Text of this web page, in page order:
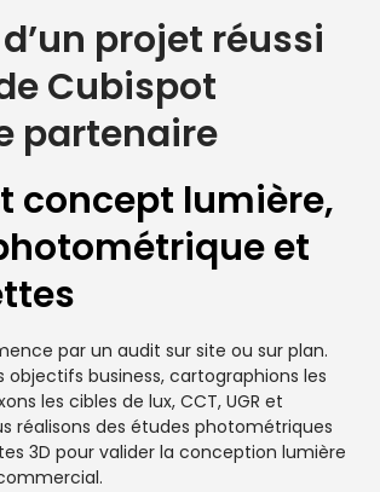
projet réussi
Cubispot
partenaire
concept lumière,
et
par un audit sur site ou sur plan.
objectifs business, cartographions les
les cibles de lux, CCT, UGR et
réalisons des études photométriques
3D pour valider la conception lumière